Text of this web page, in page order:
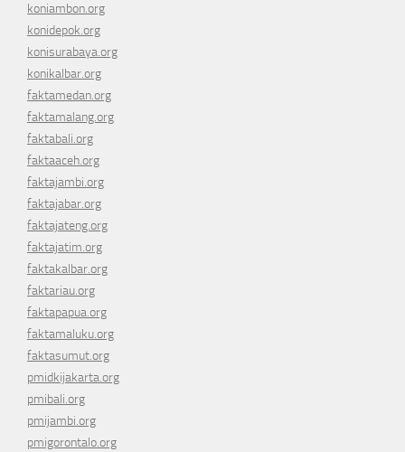
koniambon.org
konidepok.org
konisurabaya.org
konikalbar.org
faktamedan.org
faktamalang.org
faktabali.org
faktaaceh.org
faktajambi.org
faktajabar.org
faktajateng.org
faktajatim.org
faktakalbar.org
faktariau.org
faktapapua.org
faktamaluku.org
faktasumut.org
pmidkijakarta.org
pmibali.org
pmijambi.org
pmigorontalo.org